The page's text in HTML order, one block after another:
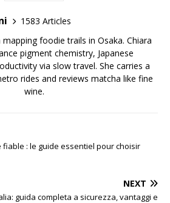
1583 Articles
foodie trails in Osaka. Chiara
pigment chemistry, Japanese
via slow travel. She carries a
rides and reviews matcha like fine
wine.
: le guide essentiel pour choisir
NEXT
guida completa a sicurezza, vantaggi e